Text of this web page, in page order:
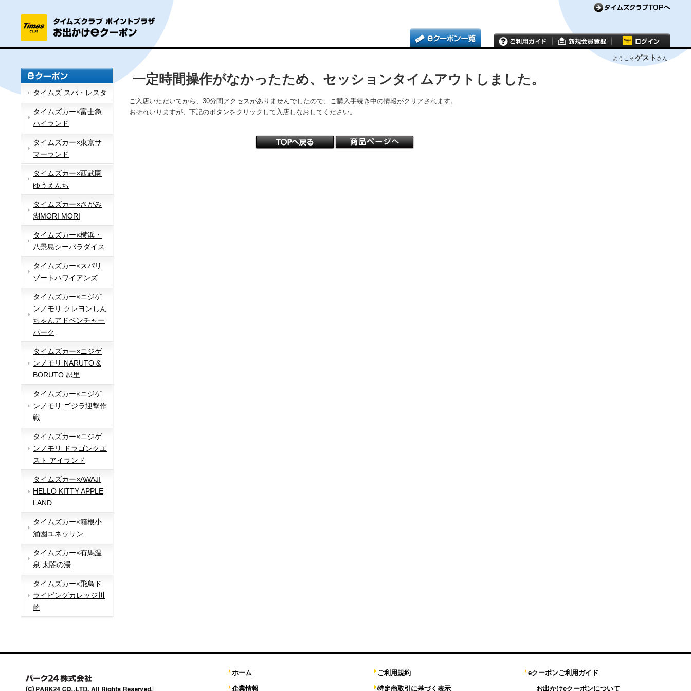
ようこそゲスト さん
タイムズ スパ・レスタ
タイムズカー×富士急
ハイランド
タイムズカー×東京サ
マーランド
タイムズカー×西武園
ゆうえんち
タイムズカー×さがみ
湖MORI MORI
タイムズカー×横浜・
八景島シーパラダイス
タイムズカー×スパリ
ゾートハワイアンズ
タイムズカー×ニジゲ
ンノモリ クレヨンしん
ちゃんアドベンチャー
パーク
タイムズカー×ニジゲ
ンノモリ NARUTO &
BORUTO 忍里
タイムズカー×ニジゲ
ンノモリ ゴジラ迎撃作
戦
タイムズカー×ニジゲ
ンノモリ ドラゴンクエ
スト アイランド
タイムズカー×AWAJI
HELLO KITTY APPLE
LAND
タイムズカー×箱根小
涌園ユネッサン
タイムズカー×有馬温
泉 太閤の湯
タイムズカー×飛鳥ド
ライビングカレッジ川
崎
一定時間操作がなかったため、セッションタイムアウトしました。
ご入店いただいてから、30分間アクセスがありませんでしたので、ご購入手続き中の情報がクリアされます。
おそれいりますが、下記のボタンをクリックして入店しなおしてください。
ホーム
企業情報
ご利用規約
特定商取引に基づく表示
eクーポンご利用ガイド
お出かけeクーポンについて